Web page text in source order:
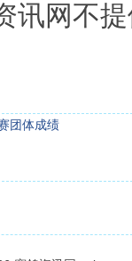
讯网不
团体成绩